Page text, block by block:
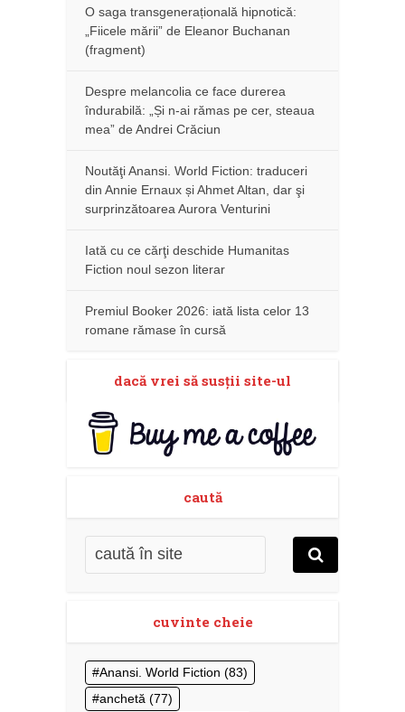
O saga transgenerațională hipnotică:
„Fiicele mării” de Eleanor Buchanan
(fragment)
Despre melancolia ce face durerea
îndurabilă: „Și n-ai rămas pe cer, steaua
mea” de Andrei Crăciun
Noutăţi Anansi. World Fiction: traduceri
din Annie Ernaux și Ahmet Altan, dar şi
surprinzătoarea Aurora Venturini
Iată cu ce cărţi deschide Humanitas
Fiction noul sezon literar
Premiul Booker 2026: iată lista celor 13
romane rămase în cursă
dacă vrei să susţii site-ul
caută
cuvinte cheie
Anansi. World Fiction (83)
anchetă (77)